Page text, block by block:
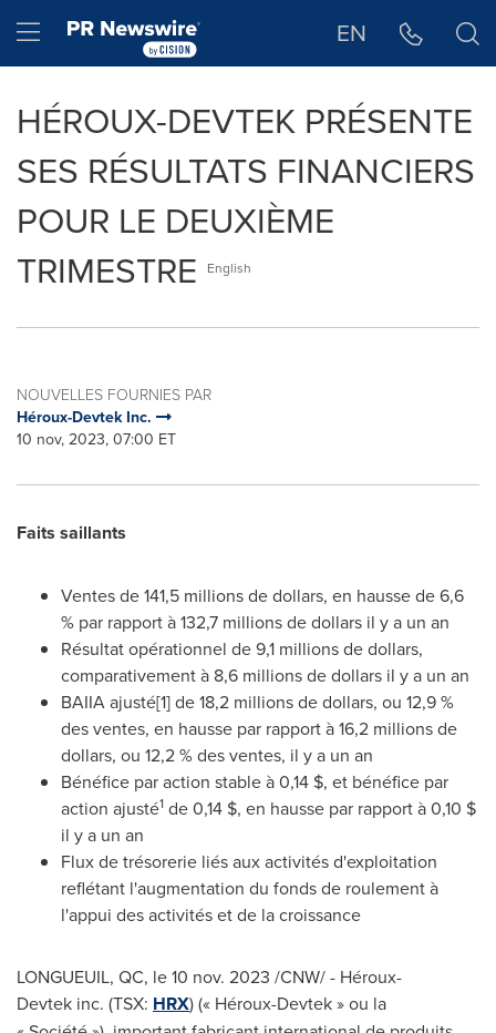
Hamburger menu EN
HÉROUX-DEVTEK PRÉSENTE
SES RÉSULTATS FINANCIERS
POUR LE DEUXIÈME
TRIMESTRE
English
NOUVELLES FOURNIES PAR
Héroux-Devtek Inc.
10 nov, 2023, 07:00 ET
Faits saillants
Ventes de 141,5 millions de dollars, en hausse de 6,6
% par rapport à 132,7 millions de dollars il y a un an
Résultat opérationnel de 9,1 millions de dollars,
comparativement à 8,6 millions de dollars il y a un an
BAIIA ajusté[1] de 18,2 millions de dollars, ou 12,9 %
des ventes, en hausse par rapport à 16,2 millions de
dollars, ou 12,2 % des ventes, il y a un an
Bénéfice par action stable à 0,14 $, et bénéfice par
action ajusté1 de 0,14 $, en hausse par rapport à 0,10 $
il y a un an
Flux de trésorerie liés aux activités d'exploitation
reflétant l'augmentation du fonds de roulement à
l'appui des activités et de la croissance
LONGUEUIL, QC, le10 nov. 2023 /CNW/ - Héroux-
Devtek inc. (TSX: HRX) (« Héroux-Devtek » ou la